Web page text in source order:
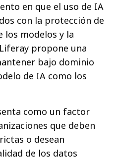
en que el uso de IA
con la protección de
los modelos y la
propone una
bajo dominio
de IA como los
como un factor
que deben
o desean
de los datos